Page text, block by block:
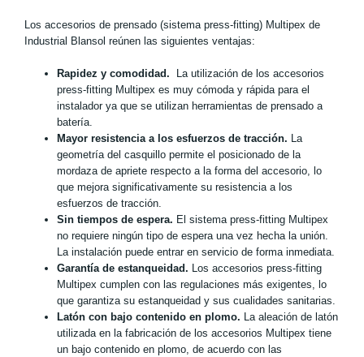
Los accesorios de prensado (sistema press-fitting) Multipex de
Industrial Blansol reúnen las siguientes ventajas:
Rapidez y comodidad.
La utilización de los accesorios
press-fitting Multipex es muy cómoda y rápida para el
instalador ya que se utilizan herramientas de prensado a
batería.
Mayor resistencia a los esfuerzos de tracción. La
geometría del casquillo permite el posicionado de la
mordaza de apriete respecto a la forma del accesorio, lo
que mejora significativamente su resistencia a los
esfuerzos de tracción.
Sin tiempos de espera. El sistema press-fitting Multipex
no requiere ningún tipo de espera una vez hecha la unión.
La instalación puede entrar en servicio de forma inmediata.
Garantía de estanqueidad. Los accesorios press-fitting
Multipex cumplen con las regulaciones más exigentes, lo
que garantiza su estanqueidad y sus cualidades sanitarias.
Latón con bajo contenido en plomo. La aleación de latón
utilizada en la fabricación de los accesorios Multipex tiene
un bajo contenido en plomo, de acuerdo con las